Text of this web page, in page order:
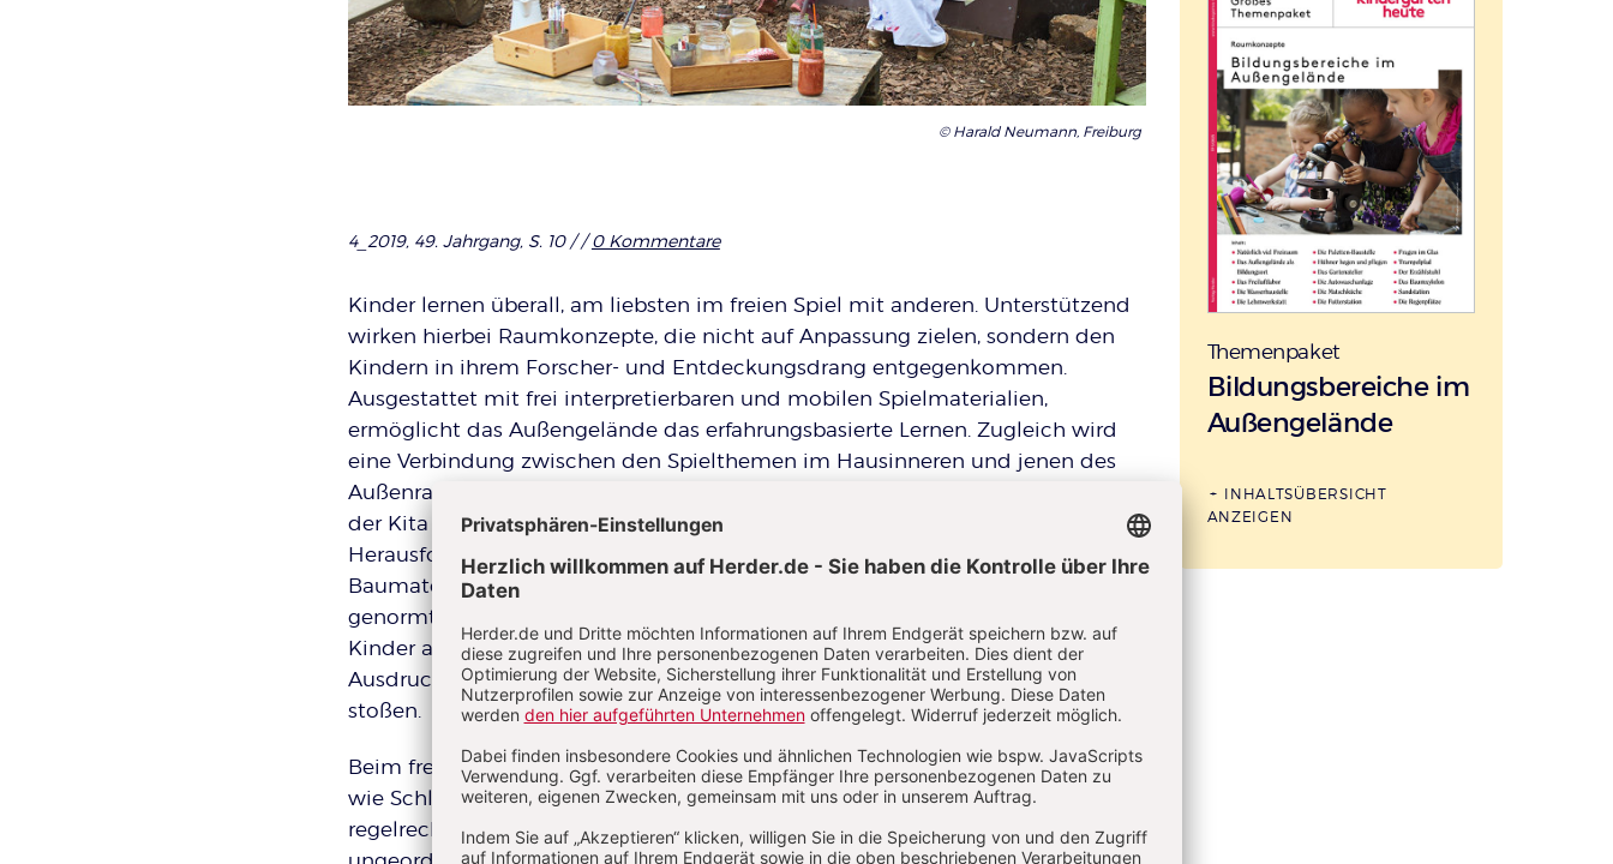
© Harald Neumann, Freiburg
4_2019, 49. Jahrgang, S. 10 //0 Kommentare
Kinder lernen überall, am liebsten im freien Spiel mit anderen. Unterstützend
wirken hierbei Raumkonzepte, die nicht auf Anpassung zielen, sondern den
Kindern in ihrem Forscher- und Entdeckungsdrang entgegenkommen.
Ausgestattet mit frei interpretierbaren und mobilen Spielmaterialien,
ermöglicht das Außengelände das erfahrungsbasierte Lernen. Zugleich wird
eine Verbindung zwischen den Spielthemen im Hausinneren und jenen des
Außenraumes geschaffen. Vieles von dem, was Kinder in den Innenräumen
der Kita spielen und erleben, findet draußen seine Fortsetzung. So ist die
Herausforderung beim Bauen und Konstruieren mit natürlichen
Baumaterialien auf einem unebenen Boden eine andere als im Spiel mit
genormten Konstruktionsmaterialien auf dem Bauteppich. Hier arbeiten die
Kinder an anderen Fragestellungen und suchen nach
Ausdrucksmöglichkeiten, die in der Enge der Innenräume oftmals an Grenzen
stoßen.
Beim freien Experimentieren und Konstruieren mit alltäglichen Materialien
wie Schläuchen, Röhren, Brettern oder Steinen bekunden Kinder ein
regelrecht physikalisches Interesse. Was für Außenstehende zunächst als
Themenpaket
:Bildungsbereiche im
Außengelände
INHALTSÜBERSICHT
ANZEIGEN